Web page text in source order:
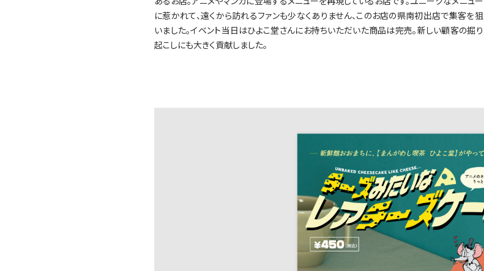
に惹かれて、遠くから訪れるファンも少なくありません、このお店の県南初出店で集客を狙
いました。イベント当日はひよこ堂さんにお持ちいただいた商品は完売。新しい顧客の掘り
起こしにも大きく貢献しました。